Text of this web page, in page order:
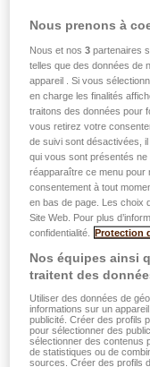
Les agences
29.03.2022
Sécurité :
phishing
Lire plus
Nous prenons à
Nous et nos3 partenaires
telles que des données de
appareil . Si vous
en charge les finalités
traitons des données pour
vous retirez votre
de suivi sont désactivées,
qui vous sont présentés
réapparaître ce menu pour
consentement à tout
en bas de page. Les choix
Site Web. Pour plus
confidentialité.
Protection
Nos équipes ainsi
traitent des
Utiliser des données de
informations sur un
publicité. Créer des profils
pour sélectionner des
sélectionner des contenus
de statistiques ou de
sources. Créer des profils